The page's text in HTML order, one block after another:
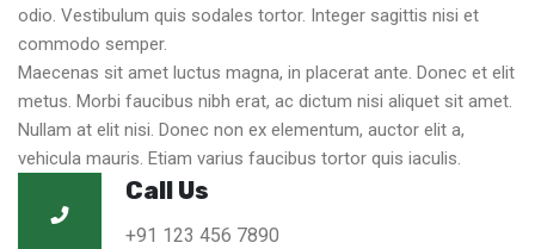
odio. Vestibulum quis sodales tortor. Integer sagittis nisi et
commodo semper.
Maecenas sit amet luctus magna, in placerat ante. Donec et elit
metus. Morbi faucibus nibh erat, ac dictum nisi aliquet sit amet.
Nullam at elit nisi. Donec non ex elementum, auctor elit a,
vehicula mauris. Etiam varius faucibus tortor quis iaculis.
Call Us
+91 123 456 7890